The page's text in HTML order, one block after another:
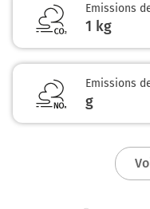
Emissions
1 kg
Emissions
g